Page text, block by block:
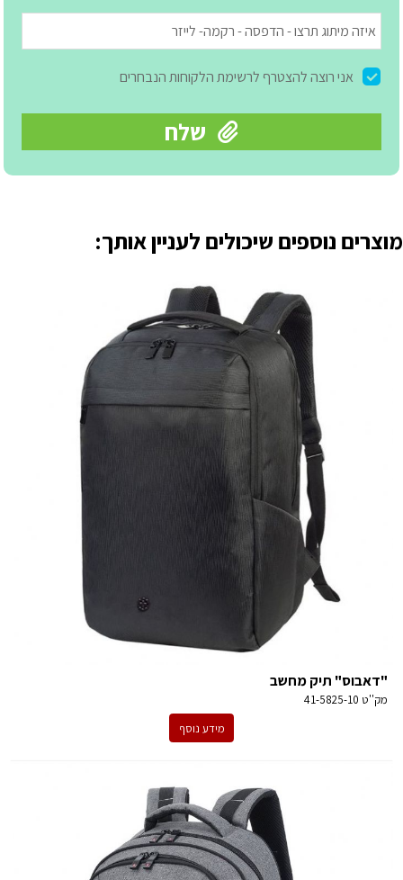
מוצרים נוספים שיכולים לעניין אותך:
"דאבוס" תיק מחשב
מק''ט 41-5825-10
מידע נוסף